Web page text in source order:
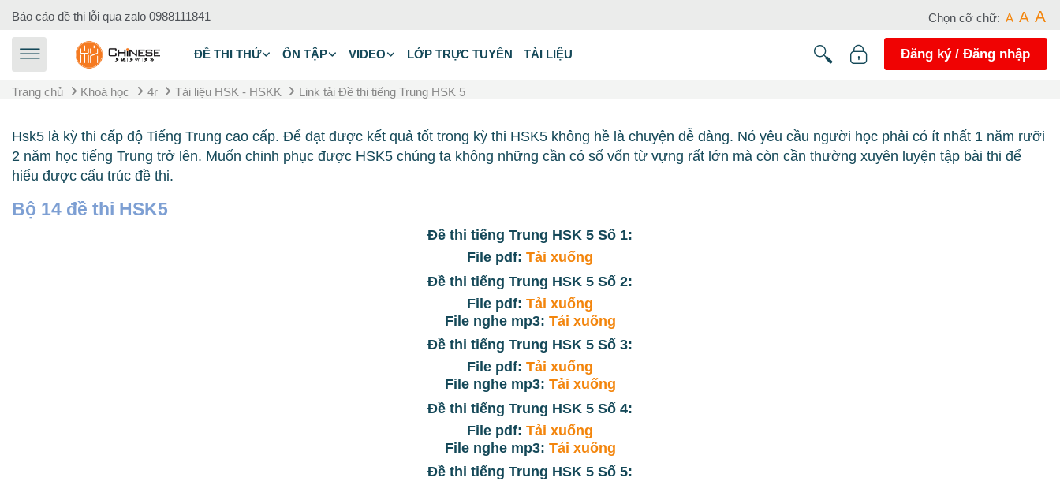
Chuyển tới nội dung chính
Báo cáo đề thi lỗi qua zalo 0988111841 Chọn cỡ chữ: A A A
ĐỀ THI THỬ ÔN TẬP VIDEO LỚP TRỰC TUYẾN TÀI LIỆU Đăng ký / Đăng nhập
Trang chủ Khoá học 4r Tài liệu HSK - HSKK Link tải Đề thi tiếng Trung HSK 5
Hsk5 là kỳ thi cấp độ Tiếng Trung cao cấp. Để đạt được kết quả tốt trong kỳ thi HSK5 không hề là chuyện dễ dàng. Nó yêu cầu người học phải có ít nhất 1 năm rưỡi
2 năm học tiếng Trung trở lên. Muốn chinh phục được HSK5 chúng ta không những cần có số vốn từ vựng rất lớn mà còn cần thường xuyên luyện tập bài thi để
hiểu được cấu trúc đề thi.
Bộ 14 đề thi HSK5
Đề thi tiếng Trung HSK 5 Số 1:
File pdf: Tải xuống
Đề thi tiếng Trung HSK 5 Số 2:
File pdf: Tải xuống
File nghe mp3: Tải xuống
Đề thi tiếng Trung HSK 5 Số 3:
File pdf: Tải xuống
File nghe mp3: Tải xuống
Đề thi tiếng Trung HSK 5 Số 4:
File pdf: Tải xuống
File nghe mp3: Tải xuống
Đề thi tiếng Trung HSK 5 Số 5: